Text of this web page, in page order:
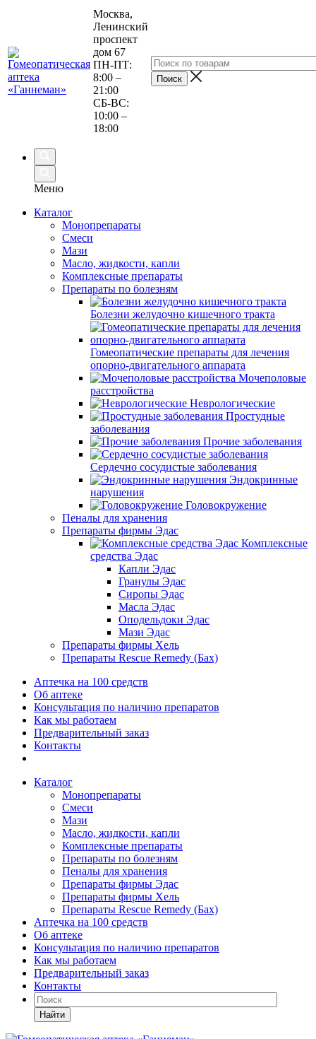
Москва,
Ленинский
проспект
дом 67
ПН-ПТ:
8:00 –
21:00
СБ-ВС:
10:00 –
18:00
Меню
Каталог
Монопрепараты
Смеси
Мази
Масло, жидкости, капли
Комплексные препараты
Препараты по болезням
Болезни желудочно кишечного тракта
Гомеопатические препараты для лечения
опорно-двигательного аппарата
Мочеполовые
расстройства
Неврологические
Простудные
заболевания
Прочие заболевания
Сердечно сосудистые заболевания
Эндокринные
нарушения
Головокружение
Пеналы для хранения
Препараты фирмы Эдас
Комплексные
средства Эдас
Капли Эдас
Гранулы Эдас
Сиропы Эдас
Масла Эдас
Оподельдоки Эдас
Мази Эдас
Препараты фирмы Хель
Препараты Rescue Remedy (Бах)
Аптечка на 100 средств
Об аптеке
Консультация по наличию препаратов
Как мы работаем
Предварительный заказ
Контакты
Каталог
Монопрепараты
Смеси
Мази
Масло, жидкости, капли
Комплексные препараты
Препараты по болезням
Пеналы для хранения
Препараты фирмы Эдас
Препараты фирмы Хель
Препараты Rescue Remedy (Бах)
Аптечка на 100 средств
Об аптеке
Консультация по наличию препаратов
Как мы работаем
Предварительный заказ
Контакты
Найти